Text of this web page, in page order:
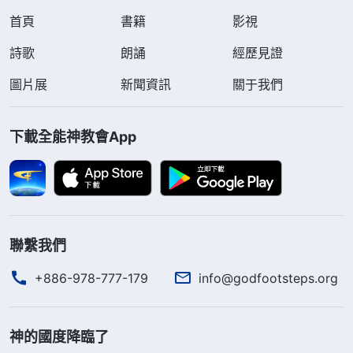
首頁 書籍
影視
詩歌
朗誦
經歷見證
圖片展
新聞資訊 關于我們
下載全能神教會App
聯繫我們
+886-978-777-179 info@godfootsteps.org
神的國度降臨了